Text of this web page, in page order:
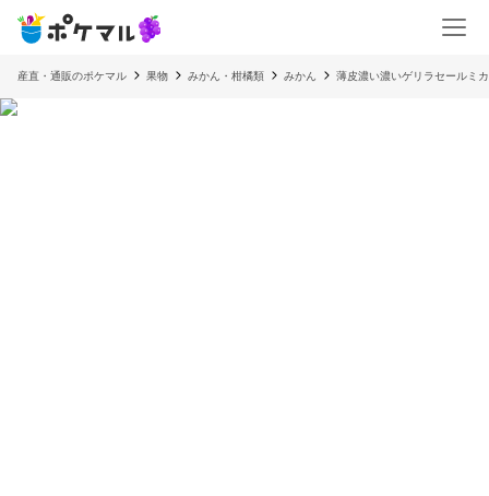
産直・通販のポケマル 果物 みかん・柑橘類 みかん 薄皮濃い濃いゲリラセールミ